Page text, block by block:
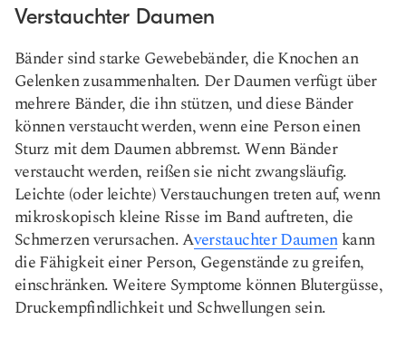
Verstauchter Daumen
Bänder sind starke Gewebebänder, die Knochen an
Gelenken zusammenhalten. Der Daumen verfügt über
mehrere Bänder, die ihn stützen, und diese Bänder
können verstaucht werden, wenn eine Person einen
Sturz mit dem Daumen abbremst. Wenn Bänder
verstaucht werden, reißen sie nicht zwangsläufig.
Leichte (oder leichte) Verstauchungen treten auf, wenn
mikroskopisch kleine Risse im Band auftreten, die
Schmerzen verursachen. Averstauchter Daumenkann
die Fähigkeit einer Person, Gegenstände zu greifen,
einschränken. Weitere Symptome können Blutergüsse,
Druckempfindlichkeit und Schwellungen sein.